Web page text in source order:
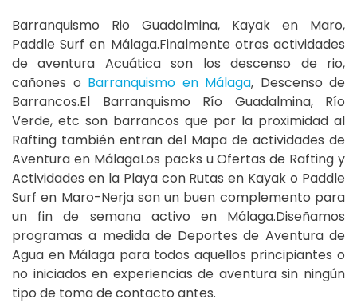
Barranquismo Rio Guadalmina, Kayak en Maro,
Paddle Surf en Málaga.Finalmente otras actividades
de aventura Acuática son los descenso de rio,
cañones o Barranquismo en Málaga, Descenso de
Barrancos.El Barranquismo Río Guadalmina, Río
Verde, etc son barrancos que por la proximidad al
Rafting también entran del Mapa de actividades de
Aventura en MálagaLos packs u Ofertas de Rafting y
Actividades en la Playa con Rutas en Kayak o Paddle
Surf en Maro-Nerja son un buen complemento para
un fin de semana activo en Málaga.Diseñamos
programas a medida de Deportes de Aventura de
Agua en Málaga para todos aquellos principiantes o
no iniciados en experiencias de aventura sin ningún
tipo de toma de contacto antes.